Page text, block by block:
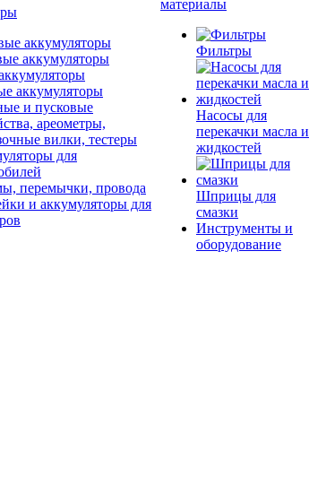
аккумуляторы
аккумуляторы
аккумуляторы
и пусковые
ареометры,
вилки, тестеры
для
перемычки, провода
и аккумуляторы для
материалы
Фильтры
Насосы для
перекачки масла и
жидкостей
Шприцы для
смазки
Инструменты и
оборудование